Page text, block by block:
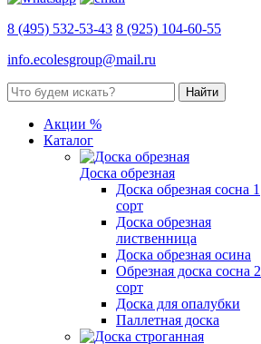
8 (495) 532-53-43 8 (925) 104-60-55
info.ecolesgroup@mail.ru
Акции %
Каталог
Доска обрезная
Доска обрезная сосна 1
сорт
Доска обрезная
лиственница
Доска обрезная осина
Обрезная доска сосна 2
сорт
Доска для опалубки
Паллетная доска